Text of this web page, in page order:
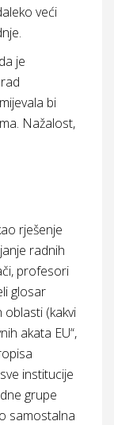
veći
je
bi
Nažalost,
rješenje
radnih
profesori
glosar
(kakvi
akata EU“,
institucije
grupe
samostalna